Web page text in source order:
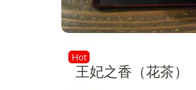
Hot
王妃之香（花茶）